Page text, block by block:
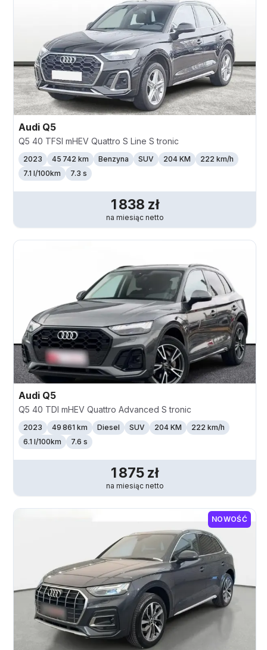
Audi Q5
Q5 40 TFSI mHEV Quattro S Line S tronic
2023 45 742 km Benzyna SUV 204 KM 222 km/h
7.1 l/100km
7.3 s
1 838 zł
na miesiąc netto
Audi Q5
Q5 40 TDI mHEV Quattro Advanced S tronic
2023 49 861 km Diesel SUV 204 KM 222 km/h
6.1 l/100km
7.6 s
1 875 zł
na miesiąc netto
NOWOŚĆ